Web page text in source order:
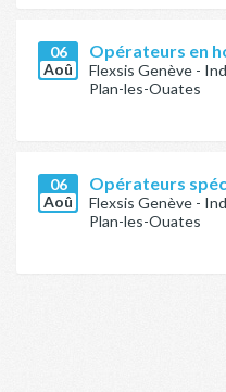
06
Aoû
Opérateurs en
Flexsis Genève -
Plan-les-Ouates
06
Aoû
Opérateurs
Flexsis Genève -
Plan-les-Ouates